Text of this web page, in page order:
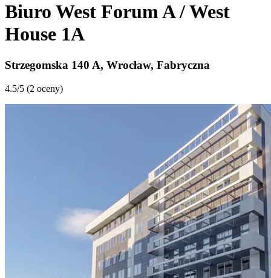
Biuro West Forum A / West
House 1A
Strzegomska 140 A, Wrocław, Fabryczna
4.5/5 (2 oceny)